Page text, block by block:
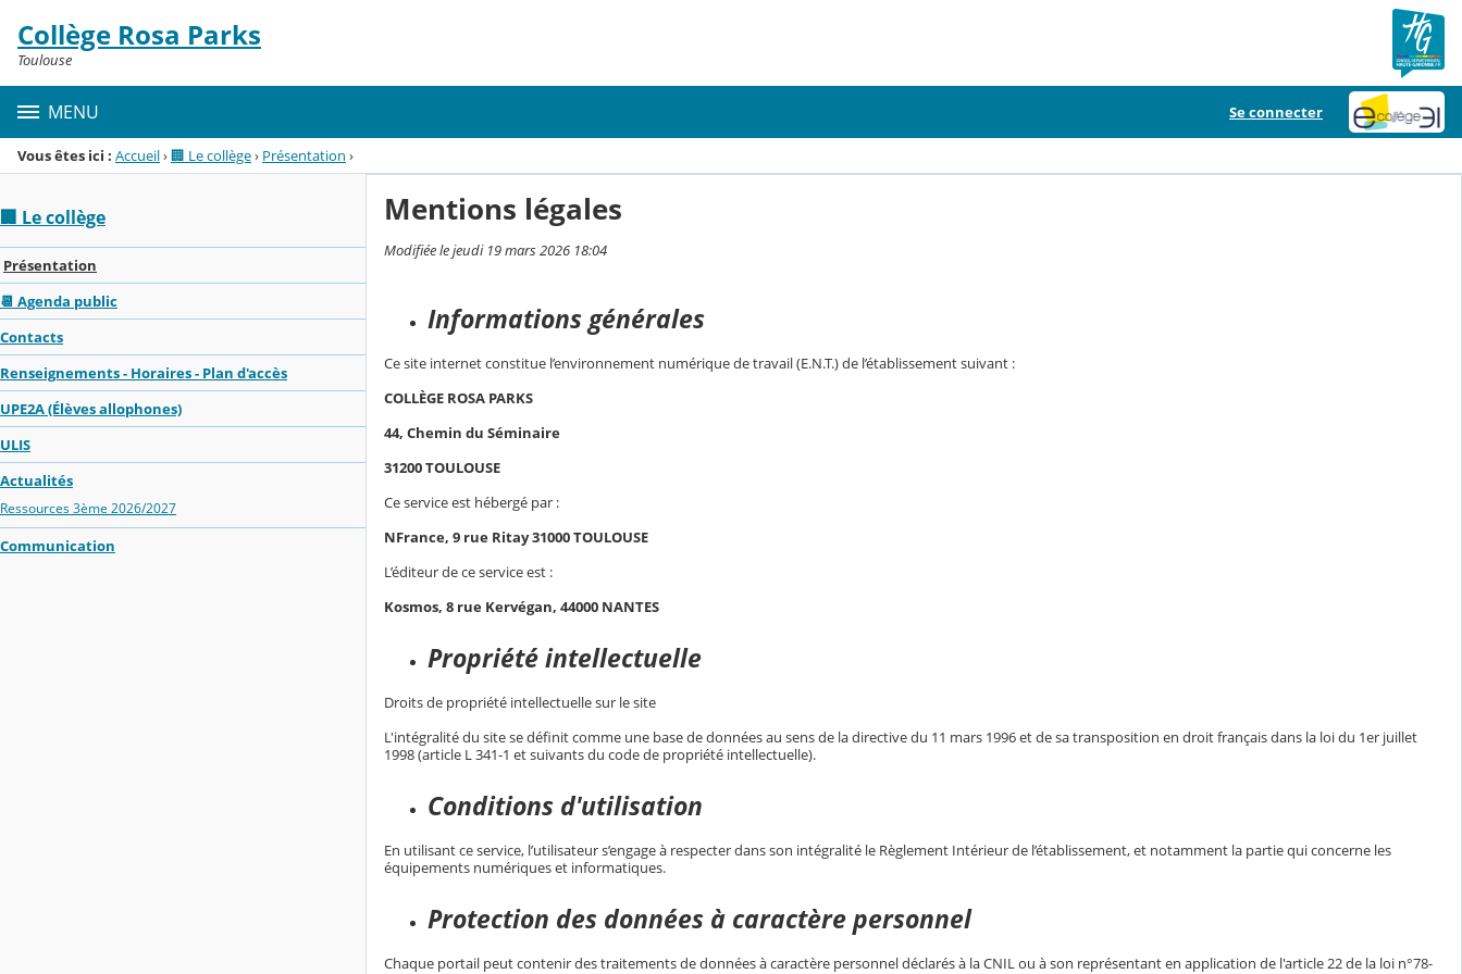
Menu de la rubrique
Contenu
Collège Rosa Parks
Toulouse
MENU Se connecter
Vous êtes ici : Accueil›🏢 Le collège› Présentation ›
🏢 Le collège
Présentation
📆 Agenda public
Contacts
Renseignements - Horaires - Plan d'accès
UPE2A (Élèves allophones)
ULIS
Actualités
Ressources 3ème 2026/2027
Communication
Mentions légales
Modifiée le jeudi 19 mars 2026 18:04
Informations générales
Ce site internet constitue l’environnement numérique de travail (E.N.T.) de l’établissement suivant :
COLLÈGE ROSA PARKS
44, Chemin du Séminaire
31200 TOULOUSE
Ce service est hébergé par :
NFrance, 9 rue Ritay 31000 TOULOUSE
L’éditeur de ce service est :
Kosmos, 8 rue Kervégan, 44000 NANTES
Propriété intellectuelle
Droits de propriété intellectuelle sur le site
L'intégralité du site se définit comme une base de données au sens de la directive du 11 mars 1996 et de sa transposition en droit français dans la loi du 1er juillet
1998 (article L 341-1 et suivants du code de propriété intellectuelle).
Conditions d'utilisation
En utilisant ce service, l’utilisateur s’engage à respecter dans son intégralité le Règlement Intérieur de l’établissement, et notamment la partie qui concerne les
équipements numériques et informatiques.
Protection des données à caractère personnel
Chaque portail peut contenir des traitements de données à caractère personnel déclarés à la CNIL ou à son représentant en application de l'article 22 de la loi n°78-